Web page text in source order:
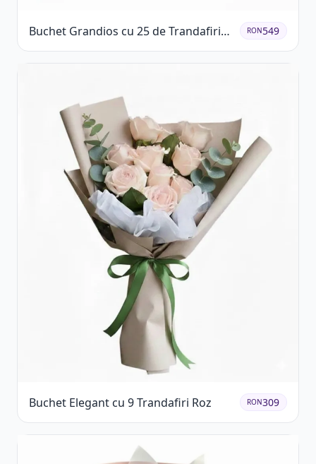
Buchet Grandios cu 25 de Trandafiri
Roșii
RON549
Buchet Elegant cu 9 Trandafiri Roz RON309